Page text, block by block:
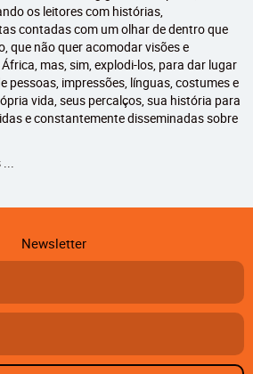
os leitores com histórias,
contadas com um olhar de dentro que
que não quer acomodar visões e
mas, sim, explodi-los, para dar lugar
pessoas, impressões, línguas, costumes e
vida, seus percalços, sua história para
e constantemente disseminadas sobre
...
Newsletter